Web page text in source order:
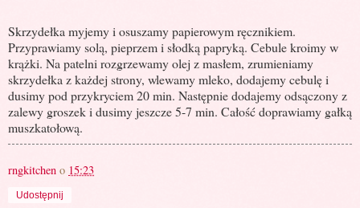
Skrzydełka myjemy i osuszamy papierowym ręcznikiem.
Przyprawiamy solą, pieprzem i słodką papryką. Cebule kroimy w
krążki. Na patelni rozgrzewamy olej z masłem, zrumieniamy
skrzydełka z każdej strony, wlewamy mleko, dodajemy cebulę i
dusimy pod przykryciem 20 min. Następnie dodajemy odsączony z
zalewy groszek i dusimy jeszcze 5-7 min. Całość doprawiamy gałką
muszkatołową.
rngkitchen o 15:23
Udostępnij